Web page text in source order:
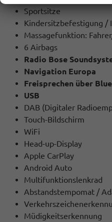
Sportsitze
Kindersitzbefestigung /
Massagefunktion:
6 Airbags
Radio Bose
Navigation Europa
Freisprechen über
USB
DAB (Digitaler
Touch-Bildschirm
WiFi
Head-up-Display
Apple CarPlay
Android Auto
Multifunktionslenkrad
Abstandstempomat /
Müdigkeitserkennung